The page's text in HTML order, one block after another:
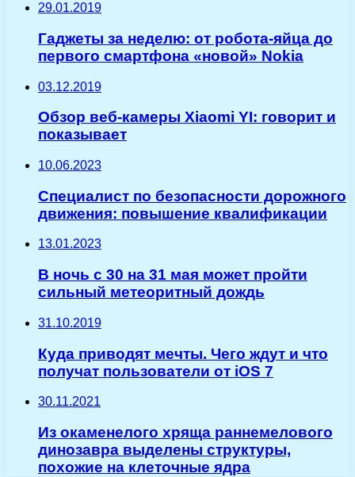
29.01.2019
Гаджеты за неделю: от робота-яйца до
первого смартфона «новой» Nokia
03.12.2019
Обзор веб-камеры Xiaomi YI: говорит и
показывает
10.06.2023
Специалист по безопасности дорожного
движения: повышение квалификации
13.01.2023
В ночь с 30 на 31 мая может пройти
сильный метеоритный дождь
31.10.2019
Куда приводят мечты. Чего ждут и что
получат пользователи от iOS 7
30.11.2021
Из окаменелого хряща раннемелового
динозавра выделены структуры,
похожие на клеточные ядра